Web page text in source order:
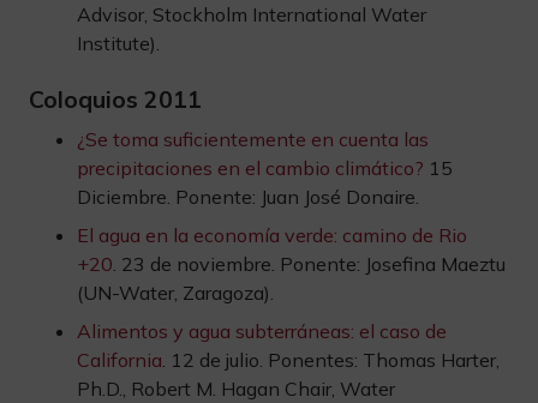
Advisor, Stockholm International Water
Institute).
Coloquios 2011
¿Se toma suficientemente en cuenta las
precipitaciones en el cambio climático? 15
Diciembre. Ponente: Juan José Donaire.
El agua en la economía verde: camino de Rio
+20. 23 de noviembre. Ponente: Josefina Maeztu
(UN-Water, Zaragoza).
Alimentos y agua subterráneas: el caso de
California. 12 de julio. Ponentes: Thomas Harter,
Ph.D., Robert M. Hagan Chair, Water